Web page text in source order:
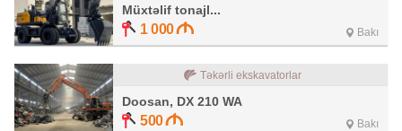
Müxtəlif tonajl...
1 000 Bakı
Təkərli ekskavatorlar
Doosan, DX 210 WA
500 Bakı